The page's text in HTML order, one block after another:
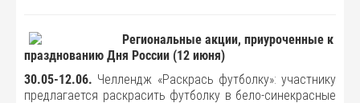
Региональные акции, приуроченные к
празднованию Дня России (12 июня)
30.05-12.06. Челлендж «Раскрась футболку»: участнику
предлагается раскрасить футболку в бело-синекрасные